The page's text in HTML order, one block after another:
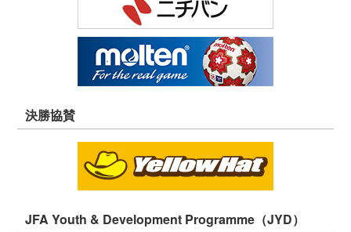
決勝協賛
JFA Youth & Development Programme（JYD）